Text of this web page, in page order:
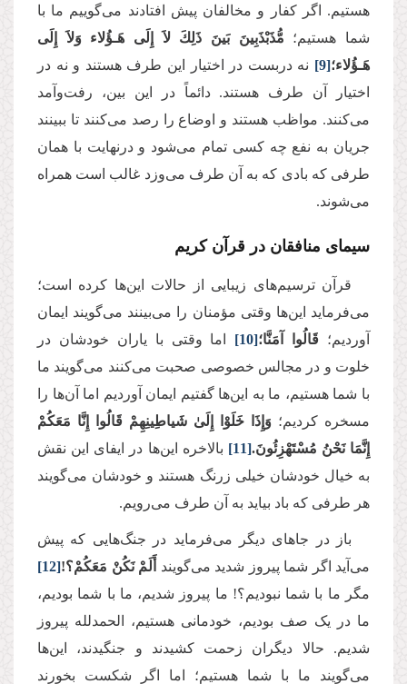
هستیم. اگر کفار و مخالفان پیش افتادند می‌گوییم ما با
شما هستیم؛ مُّذَبْذَبِینَ بَینَ ذَلِكَ لاَ إِلَى هَـؤُلاء وَلاَ إِلَى
هَـؤُلاء؛[9] نه دربست در اختیار این طرف هستند و نه در
اختیار آن طرف هستند. دائماً در این بین، رفت‌وآمد
می‌کنند. مواظب هستند و اوضاع را رصد می‌کنند تا ببینند
جریان به نفع چه کسی تمام می‌شود و درنهایت با همان
طرفی که بادی که به آن طرف می‌وزد غالب است همراه
می‌شوند.
سیمای منافقان در قرآن کریم
قرآن ترسیم‌های زیبایی از حالات این‌ها کرده است؛
می‌فرماید این‌ها وقتی مؤمنان را می‌بینند می‌گویند ایمان
آوردیم؛ قَالُوا آمَنَّا؛[10] اما وقتی با یاران خودشان در
خلوت و در مجالس خصوصی صحبت می‌کنند می‌گویند ما
با شما هستیم، ما به این‌ها گفتیم ایمان آوردیم اما آن‌ها را
مسخره کردیم؛ وَإِذَا خَلَوْا إِلَىٰ شَیاطِینِهِمْ قَالُوا إِنَّا مَعَكُمْ
إِنَّمَا نَحْنُ مُسْتَهْزِئُونَ.[11] بالاخره این‌ها در ایفای این نقش
به خیال خودشان خیلی زرنگ هستند و خودشان می‌گویند
هر طرفی که باد بیاید به آن طرف می‌رویم.
باز در جاهای دیگر می‌فرماید در جنگ‌هایی که پیش
می‌آید اگر شما پیروز شدید می‌گویند
أَلَمْ نَكُنْ مَعَكُمْ؟![12]
مگر ما با شما نبودیم؟! ما پیروز شدیم، ما با شما بودیم،
ما در یک صف بودیم، خودمانی هستیم، الحمدلله پیروز
شدیم. حالا دیگران زحمت کشیدند و جنگیدند، این‌ها
می‌گویند ما با شما هستیم؛ اما اگر شکست بخورند